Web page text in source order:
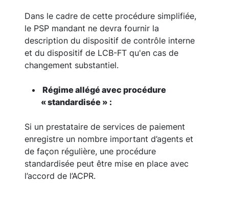
Dans le cadre de cette procédure simplifiée,
le PSP mandant ne devra fournir la
description du dispositif de contrôle interne
et du dispositif de LCB-FT qu'en cas de
changement substantiel.
Régime allégé avec procédure
« standardisée » :
Si un prestataire de services de paiement
enregistre un nombre important d’agents et
de façon régulière, une procédure
standardisée peut être mise en place avec
l’accord de l’ACPR.